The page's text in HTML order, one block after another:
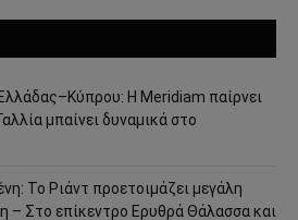
Η Meridiam παίρνει
μπαίνει δυναμικά στο
Το Ριάντ προετοιμάζει μεγάλη
– Στο επίκεντρο Ερυθρά Θάλασσα και